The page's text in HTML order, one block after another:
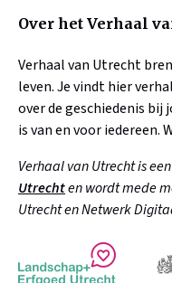
Over het Verhaal
Verhaal van Utrecht
leven. Je vindt hier
over de geschiedenis bij
is van en voor iedereen.
Verhaal van Utrecht is
Utrechten wordt mede
Utrecht en Netwerk